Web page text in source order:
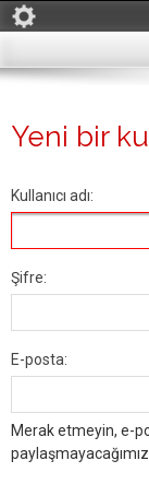
Yeni bir
Kullanıcı adı:
Şifre:
E-posta:
Merak etmeyin, e-